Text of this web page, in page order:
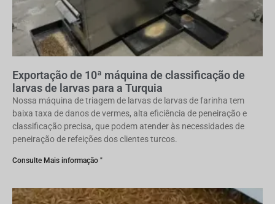
Exportação de 10ª máquina de classificação de
larvas de larvas para a Turquia
Nossa máquina de triagem de larvas de larvas de farinha tem
baixa taxa de danos de vermes, alta eficiência de peneiração e
classificação precisa, que podem atender às necessidades de
peneiração de refeições dos clientes turcos.
Consulte Mais informação "